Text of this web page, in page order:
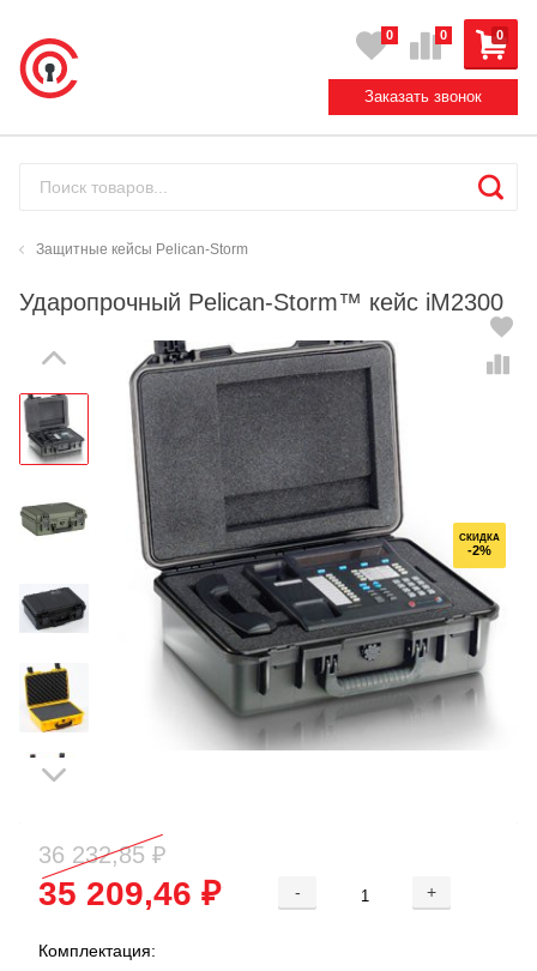
0
0 0
Заказать звонок
Защитные кейсы Pelican-Storm
Ударопрочный Pelican-Storm™ кейс iM2300
СКИДКА
-2%
36 232,85 ₽
35 209,46 ₽ - +
Комплектация: